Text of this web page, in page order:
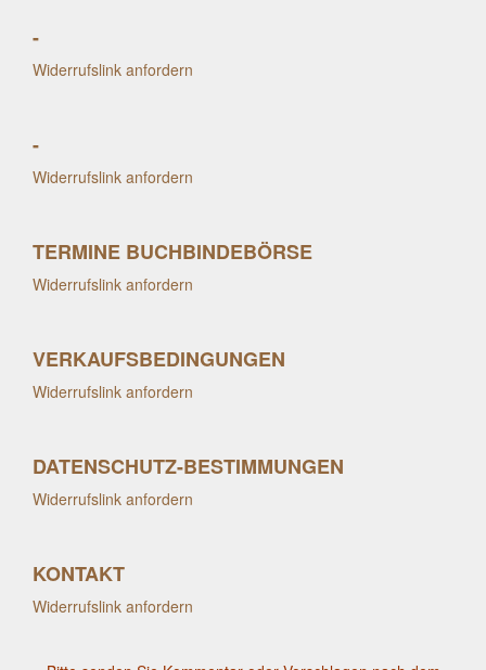
-
Widerrufslink anfordern
-
Widerrufslink anfordern
TERMINE BUCHBINDEBÖRSE
Widerrufslink anfordern
VERKAUFSBEDINGUNGEN
Widerrufslink anfordern
DATENSCHUTZ-BESTIMMUNGEN
Widerrufslink anfordern
KONTAKT
Widerrufslink anfordern